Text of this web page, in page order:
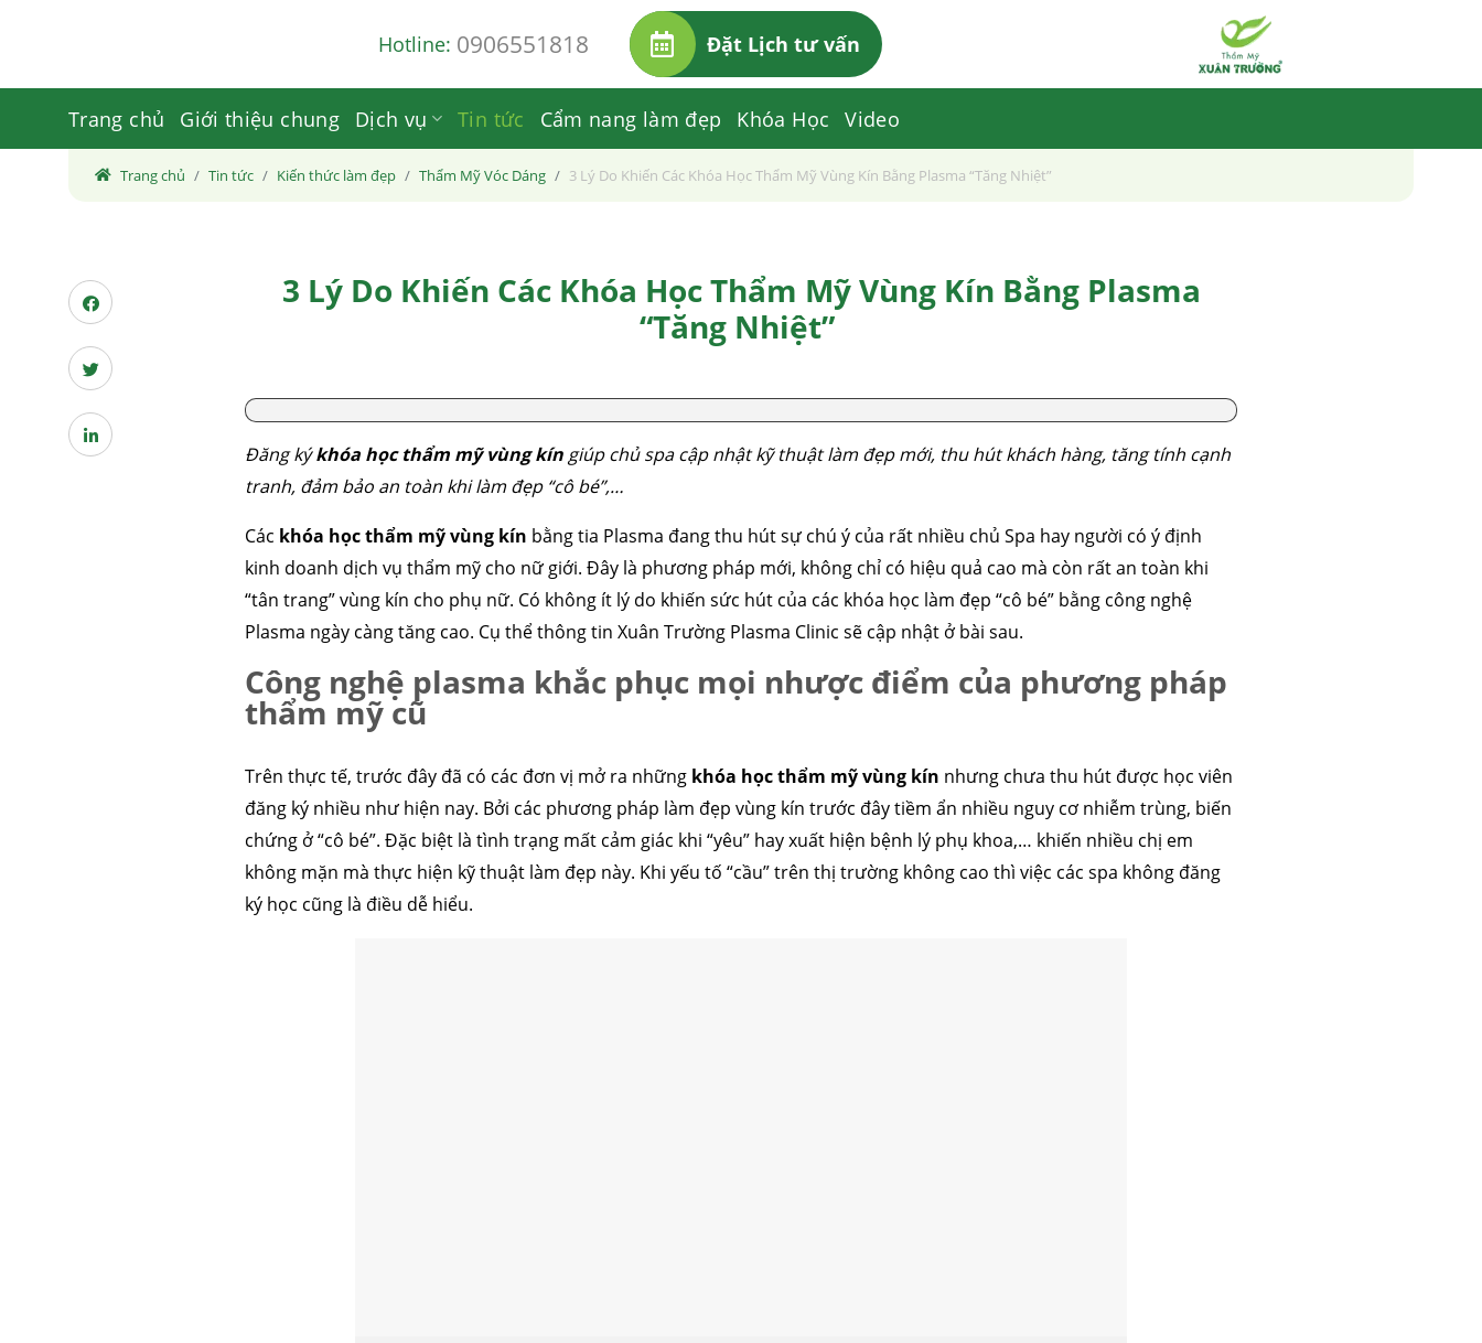
Hotline: 0906551818 Đặt Lịch tư vấn
Trang chủ Giới thiệu chung Dịch vụ Tin tức Cẩm nang làm đẹp Khóa Học Video
Trang chủ Tin tức Kiến thức làm đẹp Thẩm Mỹ Vóc Dáng 3 Lý Do Khiến Các Khóa Học Thẩm Mỹ Vùng Kín Bằng Plasma “Tăng Nhiệt”
3 Lý Do Khiến Các Khóa Học Thẩm Mỹ Vùng Kín Bằng Plasma
“Tăng Nhiệt”
Đăng kýkhóa học thẩm mỹ vùng kín giúp chủ spa cập nhật kỹ thuật làm đẹp mới, thu hút khách hàng, tăng tính cạnh
tranh, đảm bảo an toàn khi làm đẹp “cô bé”,…
Các khóa học thẩm mỹ vùng kín bằng tia Plasma đang thu hút sự chú ý của rất nhiều chủ Spa hay người có ý định
kinh doanh dịch vụ thẩm mỹ cho nữ giới. Đây là phương pháp mới, không chỉ có hiệu quả cao mà còn rất an toàn khi
“tân trang” vùng kín cho phụ nữ. Có không ít lý do khiến sức hút của các khóa học làm đẹp “cô bé” bằng công nghệ
Plasma ngày càng tăng cao. Cụ thể thông tin Xuân Trường Plasma Clinic sẽ cập nhật ở bài sau.
Công nghệ plasma khắc phục mọi nhược điểm của phương pháp
thẩm mỹ cũ
Trên thực tế, trước đây đã có các đơn vị mở ra những khóa học thẩm mỹ vùng kín nhưng chưa thu hút được học viên
đăng ký nhiều như hiện nay. Bởi các phương pháp làm đẹp vùng kín trước đây tiềm ẩn nhiều nguy cơ nhiễm trùng, biến
chứng ở “cô bé”. Đặc biệt là tình trạng mất cảm giác khi “yêu” hay xuất hiện bệnh lý phụ khoa,… khiến nhiều chị em
không mặn mà thực hiện kỹ thuật làm đẹp này. Khi yếu tố “cầu” trên thị trường không cao thì việc các spa không đăng
ký học cũng là điều dễ hiểu.